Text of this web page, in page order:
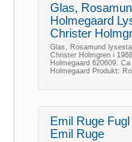
Glas,
Holmegaard
Christer
Glas, Rosamund
Christer Holmgren i
Holmegaard 620609.
Holmegaard Produkt:
Emil Ruge
Emil Ruge